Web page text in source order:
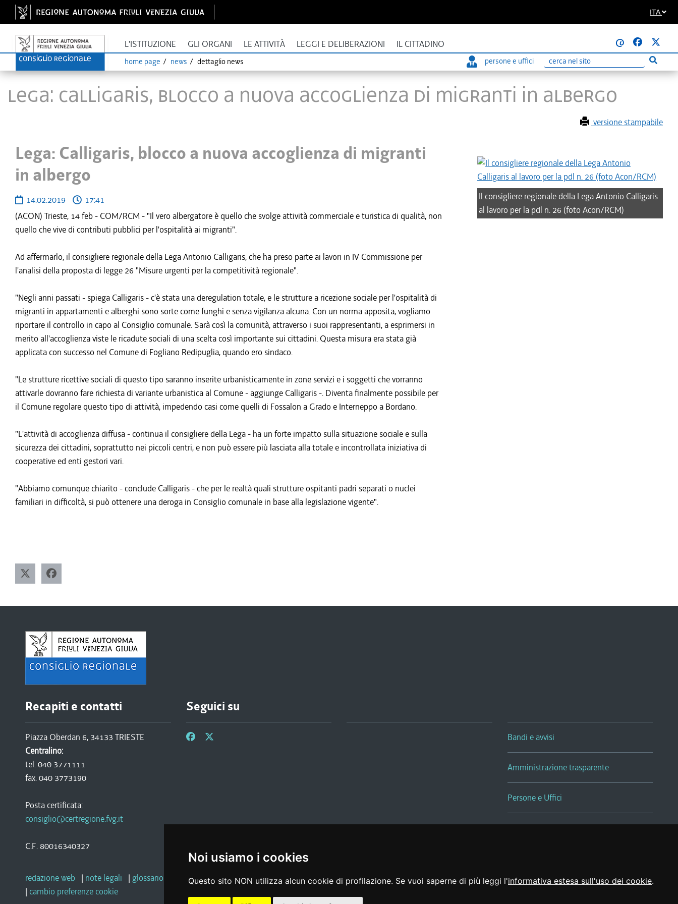
Noi usiamo i cookies
Questo sito NON utilizza alcun cookie di profilazione. Se vuoi saperne di più leggi l'informativa estesa sull'uso dei cookie.
ITA
L'ISTITUZIONE GLI ORGANI LE ATTIVITÀ LEGGI E DELIBERAZIONI IL CITTADINO @
home page news dettaglio news persone e uffici
Ricerca Esegui
Lega: Calligaris, blocco a nuova accoglienza di migranti in albergo
versione stampabile
Lega: Calligaris, blocco a nuova accoglienza di migranti
in albergo
14.02.2019
17:41
(ACON) Trieste, 14 feb - COM/RCM - "Il vero albergatore è quello che svolge attività commerciale e turistica di qualità, non
quello che vive di contributi pubblici per l'ospitalità ai migranti".
Ad affermarlo, il consigliere regionale della Lega Antonio Calligaris, che ha preso parte ai lavori in IV Commissione per
l'analisi della proposta di legge 26 "Misure urgenti per la competitività regionale".
"Negli anni passati - spiega Calligaris - c'è stata una deregulation totale, e le strutture a ricezione sociale per l'ospitalità di
migranti in appartamenti e alberghi sono sorte come funghi e senza vigilanza alcuna. Con un norma apposita, vogliamo
riportare il controllo in capo al Consiglio comunale. Sarà così la comunità, attraverso i suoi rappresentanti, a esprimersi in
merito all'accoglienza viste le ricadute sociali di una scelta così importante sui cittadini. Questa misura era stata già
applicata con successo nel Comune di Fogliano Redipuglia, quando ero sindaco.
"Le strutture ricettive sociali di questo tipo saranno inserite urbanisticamente in zone servizi e i soggetti che vorranno
attivarle dovranno fare richiesta di variante urbanistica al Comune - aggiunge Calligaris -. Diventa finalmente possibile per
il Comune regolare questo tipo di attività, impedendo casi come quelli di Fossalon a Grado e Interneppo a Bordano.
"L'attività di accoglienza diffusa - continua il consigliere della Lega - ha un forte impatto sulla situazione sociale e sulla
sicurezza dei cittadini, soprattutto nei piccoli centri, e non può essere più lasciata alla totale e incontrollata iniziativa di
cooperative ed enti gestori vari.
"Abbiamo comunque chiarito - conclude Calligaris - che per le realtà quali strutture ospitanti padri separati o nuclei
familiari in difficoltà, si può ottenere una deroga in Consiglio comunale in base alla legislazione vigente".
Il consigliere regionale della Lega Antonio Calligaris
al lavoro per la pdl n. 26 (foto Acon/RCM)
Recapiti e contatti
Piazza Oberdan 6, 34133 TRIESTE
Centralino:
tel. 040 3771111
fax. 040 3773190
Posta certificata:
consiglio@certregione.fvg.it
C.F. 80016340327
Seguici su
Bandi e avvisi
Amministrazione trasparente
Persone e Uffici
Sala Tiziano Tessitori
redazione web | note legali | glossario privacy |social media policy | dichiarazione di accessibilità | feedback
| cambio preferenze cookie
Realizzato da